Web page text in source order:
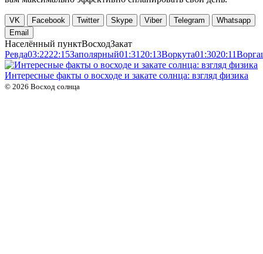
VK Facebook Twitter Skype Viber Telegram
Whatsapp
Email
Населённый пунктВосходЗакат
Ревда03:2222:15Заполярный01:31 20:13Воркута01:3020:11
Интересные факты о восходе и закате солнца: взгляд физика
© 2026 Восход солнца